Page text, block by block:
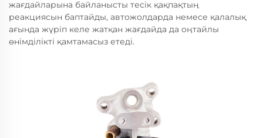
жағдайларына байланысты тесік қақпақтың
реакциясын баптайды, автожолдарда немесе қалалық
ағында жүріп келе жатқан жағдайда да оңтайлы
өнімділікті қамтамасыз етеді.